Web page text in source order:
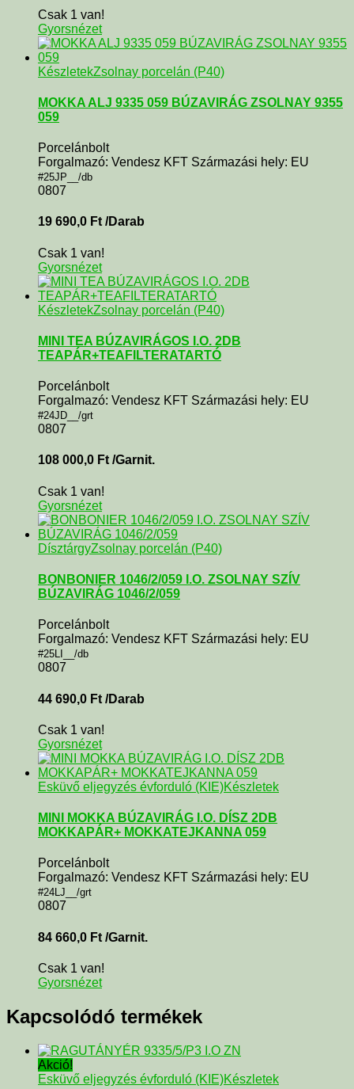
Csak 1 van!
Gyorsnézet
KészletekZsolnay porcelán (P40)
MOKKA ALJ 9335 059 BÚZAVIRÁG ZSOLNAY 9355
059
Porcelánbolt
Forgalmazó: Vendesz KFT Származási hely: EU
#25JP__/db
0807
19 690,0 Ft /Darab
Csak 1 van!
Gyorsnézet
KészletekZsolnay porcelán (P40)
MINI TEA BÚZAVIRÁGOS I.O. 2DB
TEAPÁR+TEAFILTERATARTÓ
Porcelánbolt
Forgalmazó: Vendesz KFT Származási hely: EU
#24JD__/grt
0807
108 000,0 Ft /Garnit.
Csak 1 van!
Gyorsnézet
DísztárgyZsolnay porcelán (P40)
BONBONIER 1046/2/059 I.O. ZSOLNAY SZÍV
BÚZAVIRÁG 1046/2/059
Porcelánbolt
Forgalmazó: Vendesz KFT Származási hely: EU
#25LI__/db
0807
44 690,0 Ft /Darab
Csak 1 van!
Gyorsnézet
Esküvő eljegyzés évforduló (KIE)Készletek
MINI MOKKA BÚZAVIRÁG I.O. DÍSZ 2DB
MOKKAPÁR+ MOKKATEJKANNA 059
Porcelánbolt
Forgalmazó: Vendesz KFT Származási hely: EU
#24LJ__/grt
0807
84 660,0 Ft /Garnit.
Csak 1 van!
Gyorsnézet
Kapcsolódó termékek
Akció!
Esküvő eljegyzés évforduló (KIE)Készletek